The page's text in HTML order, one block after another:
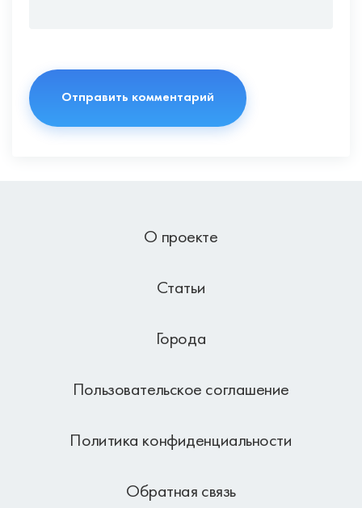
О проекте
Статьи
Города
Пользовательское соглашение
Политика конфиденциальности
Обратная связь